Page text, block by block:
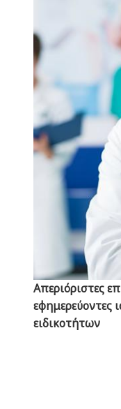
Απεριόριστες
εφημερεύοντες
ειδικοτήτων